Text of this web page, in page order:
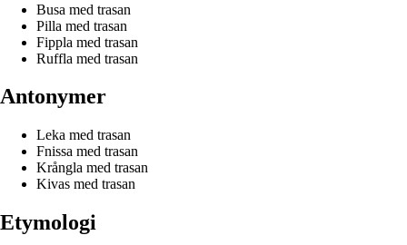
Busa med trasan
Pilla med trasan
Fippla med trasan
Ruffla med trasan
Antonymer
Leka med trasan
Fnissa med trasan
Krångla med trasan
Kivas med trasan
Etymologi